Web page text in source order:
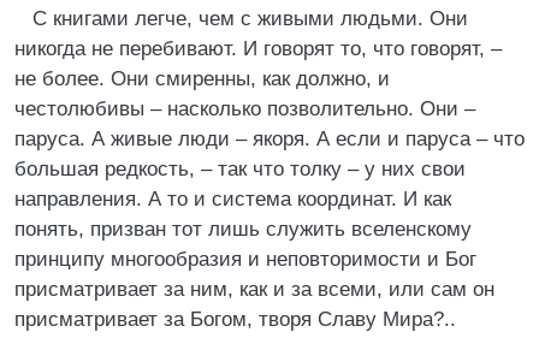
С книгами легче, чем с живыми людьми. Они
никогда не перебивают. И говорят то, что говорят, –
не более. Они смиренны, как должно, и
честолюбивы – насколько позволительно. Они –
паруса. А живые люди – якоря. А если и паруса – что
большая редкость, – так что толку – у них свои
направления. А то и система координат. И как
понять, призван тот лишь служить вселенскому
принципу многообразия и неповторимости и Бог
присматривает за ним, как и за всеми, или сам он
присматривает за Богом, творя Славу Мира?..